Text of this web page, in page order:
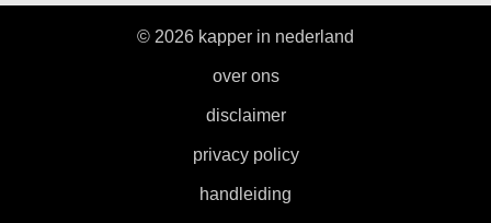
© 2026 kapper in nederland
over ons
disclaimer
privacy policy
handleiding